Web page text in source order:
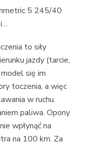
5 245/40
to siły
jazdy (tarcie,
się im
toczenia, a więc
w ruchu.
paliwa. Opony
wpłynąć na
na 100 km. Za